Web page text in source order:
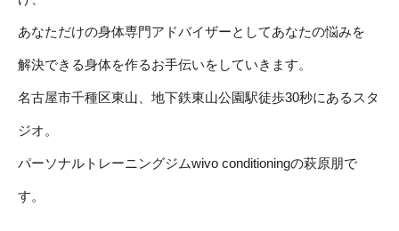
あなただけの身体専門アドバイザーとしてあなたの悩みを
解決できる身体を作るお手伝いをしていきます。
名古屋市千種区東山、地下鉄東山公園駅徒歩30秒にあるスタ
ジオ。
パーソナルトレーニングジムwivo conditioningの萩原朋で
す。